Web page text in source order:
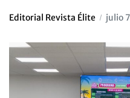
Editorial Revista Élite julio